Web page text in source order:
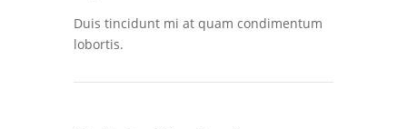
Duis tincidunt mi at quam condimentum
lobortis.